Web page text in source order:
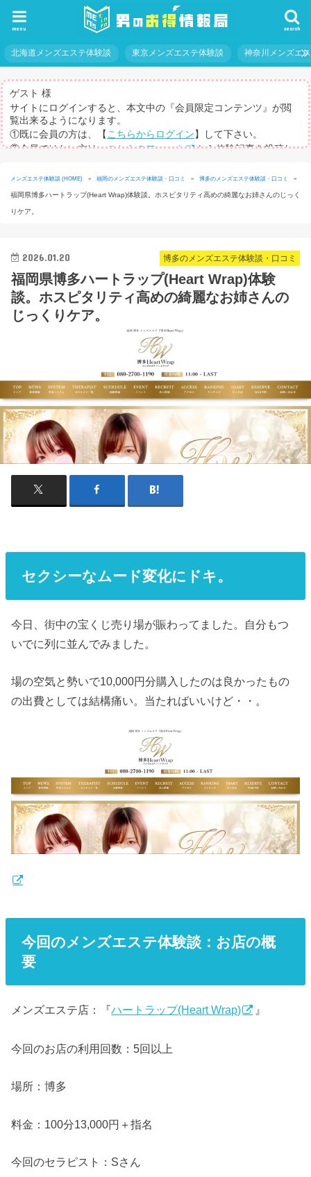
search
menu
北海道メンズエステ体験談 東京メンズエステ体験談 神奈川メンズエ
ゲスト 様
サイトにログインすると、本文中の『会員限定コンテンツ』が閲
覧出来るようになります。
①既に会員の方は、【 こちらからログイン 】して下さい。
②会員ではない方は、こちらのフォーム
から体験記事を投稿し
※体験記事が書けない方や、すべての記事を閲覧したい方のため
メンズエステ体験談 (HOME) » 福岡のメンズエステ体験談・口コミ » 博多のメンズエステ体験談・口コミ »
福岡県博多ハートラップ(Heart Wrap)体験談。ホスピタリティ高めの綺麗なお姉さんのじっく
りケア。
博多のメンズエステ体験談・口コミ
2026.01.20
福岡県博多ハートラップ(Heart Wrap)体験
談。ホスピタリティ高めの綺麗なお姉さんの
じっくりケア。
セクシーなムード変化にドキ。
今日、街中の宝くじ売り場が賑わってました。自分もつ
いでに列に並んでみました。
場の空気と勢いで10,000円分購入したのは良かったもの
の出費としては結構痛い。当たればいいけど・・。
今回のメンズエステ体験談：お店の概
要
メンズエステ店：『ハートラップ(Heart Wrap) 』
今回のお店の利用回数：5回以上
場所：博多
料金：100分13,000円＋指名
今回のセラピスト：Sさん